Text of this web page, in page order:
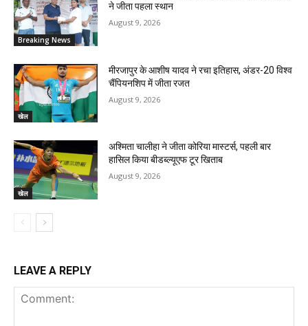
Breaking News
ने जीता पहला स्थान
August 9, 2026
खेल
मीरजापुर के आशीष यादव ने रचा इतिहास, अंडर-20 विश्व
चैंपियनशिप में जीता रजत
August 9, 2026
खेल
अश्मिता चालीहा ने जीता कोरिया मास्टर्स, पहली बार
हासिल किया बीडब्ल्यूएफ टूर खिताब
August 9, 2026
LEAVE A REPLY